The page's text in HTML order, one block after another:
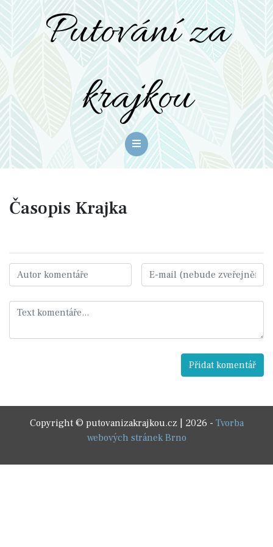
Putování za
krajkou
Časopis Krajka
Copyright © putovanizakrajkou.cz | 2026 - Tvorba
webových stránek Brno